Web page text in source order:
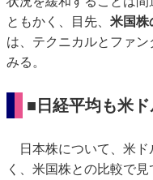
ともかく、目先、 米国株
は、テクニカルとファ
みる。
■日経平均も米
日本株について、米ド
く、米国株との比較で見